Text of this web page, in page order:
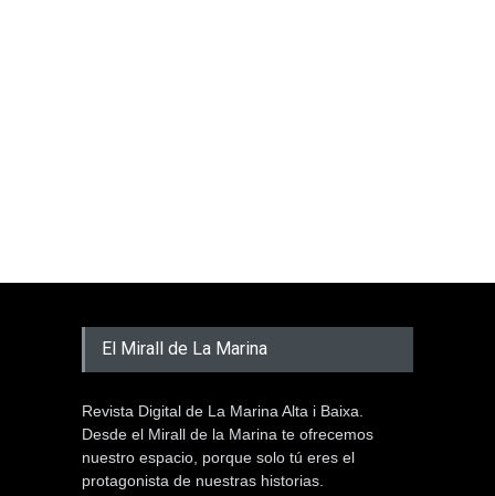
El Mirall de La Marina
Revista Digital de La Marina Alta i Baixa.
Desde el Mirall de la Marina te ofrecemos
nuestro espacio, porque solo tú eres el
protagonista de nuestras historias.